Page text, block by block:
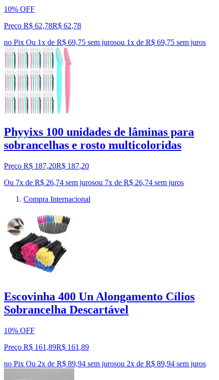
10% OFF
Preço R$ 62,78R$ 62,78
no Pix Ou 1x de R$ 69,75 sem jurosou 1x de R$ 69,75 sem juros
Phyyixs 100 unidades de lâminas para
sobrancelhas e rosto multicoloridas
Preço R$ 187,20R$ 187,20
Ou 7x de R$ 26,74 sem jurosou 7x de R$ 26,74 sem juros
Compra Internacional
Escovinha 400 Un Alongamento Cílios
Sobrancelha Descartável
10% OFF
Preço R$ 161,89R$ 161 ,89
no Pix Ou 2x de R$ 89,94 sem jurosou 2x de R$ 89,94 sem juros